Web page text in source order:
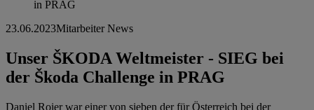
in PRAG
23.06.2023Mitarbeiter News
Unser ŠKODA Weltmeister - SIEG bei
der Škoda Challenge in PRAG
Daniel Roier war einer von sieben der für Österreich bei der